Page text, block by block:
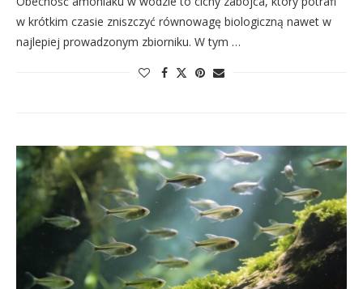
w krótkim czasie zniszczyć równowagę biologiczną nawet w
najlepiej prowadzonym zbiorniku. W tym …